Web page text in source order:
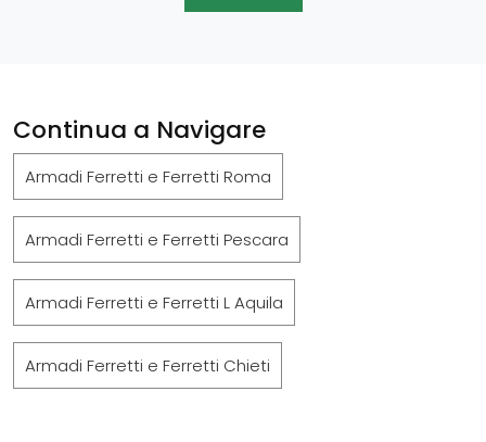
Continua a Navigare
Armadi Ferretti e Ferretti Roma
Armadi Ferretti e Ferretti Pescara
Armadi Ferretti e Ferretti L Aquila
Armadi Ferretti e Ferretti Chieti